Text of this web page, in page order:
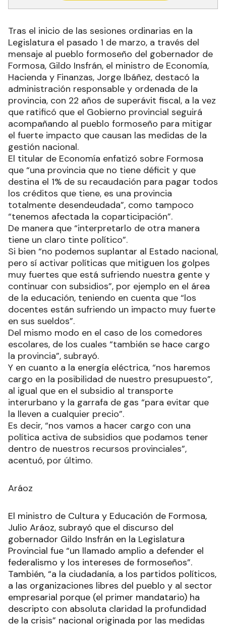
Tras el inicio de las sesiones ordinarias en la
Legislatura el pasado 1 de marzo, a través del
mensaje al pueblo formoseño del gobernador de
Formosa, Gildo Insfrán, el ministro de Economía,
Hacienda y Finanzas, Jorge Ibáñez, destacó la
administración responsable y ordenada de la
provincia, con 22 años de superávit fiscal, a la vez
que ratificó que el Gobierno provincial seguirá
acompañando al pueblo formoseño para mitigar
el fuerte impacto que causan las medidas de la
gestión nacional.
El titular de Economía enfatizó sobre Formosa
que “una provincia que no tiene déficit y que
destina el 1% de su recaudación para pagar todos
los créditos que tiene, es una provincia
totalmente desendeudada”, como tampoco
“tenemos afectada la coparticipación”.
De manera que “interpretarlo de otra manera
tiene un claro tinte político”.
Si bien “no podemos suplantar al Estado nacional,
pero sí activar políticas que mitiguen los golpes
muy fuertes que está sufriendo nuestra gente y
continuar con subsidios”, por ejemplo en el área
de la educación, teniendo en cuenta que “los
docentes están sufriendo un impacto muy fuerte
en sus sueldos”.
Del mismo modo en el caso de los comedores
escolares, de los cuales “también se hace cargo
la provincia”, subrayó.
Y en cuanto a la energía eléctrica, “nos haremos
cargo en la posibilidad de nuestro presupuesto”,
al igual que en el subsidio al transporte
interurbano y la garrafa de gas “para evitar que
la lleven a cualquier precio”.
Es decir, “nos vamos a hacer cargo con una
política activa de subsidios que podamos tener
dentro de nuestros recursos provinciales”,
acentuó, por último.
Aráoz
El ministro de Cultura y Educación de Formosa,
Julio Aráoz, subrayó que el discurso del
gobernador Gildo Insfrán en la Legislatura
Provincial fue “un llamado amplio a defender el
federalismo y los intereses de formoseños”.
También, “a la ciudadanía, a los partidos políticos,
a las organizaciones libres del pueblo y al sector
empresarial porque (el primer mandatario) ha
descripto con absoluta claridad la profundidad
de la crisis” nacional originada por las medidas